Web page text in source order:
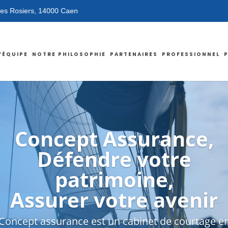
Nous vous accueillons dans nos nouveaux locaux au 72 rue des
NOTRE PHILOSOPHIE PARTENAIRES PROFESSIONNEL
Concept Assurance,
Défendre votre
patrimoine,
Assurer votre avenir
assurance est un cabinet de courtage